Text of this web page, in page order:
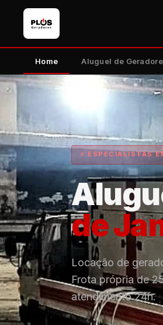
Home Aluguel de
⚡ ESPECIALISTAS
de
Locação de
Frota própria de
atendimento 24h.